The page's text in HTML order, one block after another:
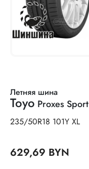
Летняя шина
Toyo Proxes Sport
235/50R18 101Y XL
629,69 BYN